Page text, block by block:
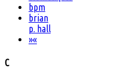
bpm
brian
p. hall
»«
C